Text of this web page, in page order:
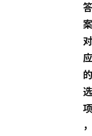
答
案
对
应
的
选
项
，